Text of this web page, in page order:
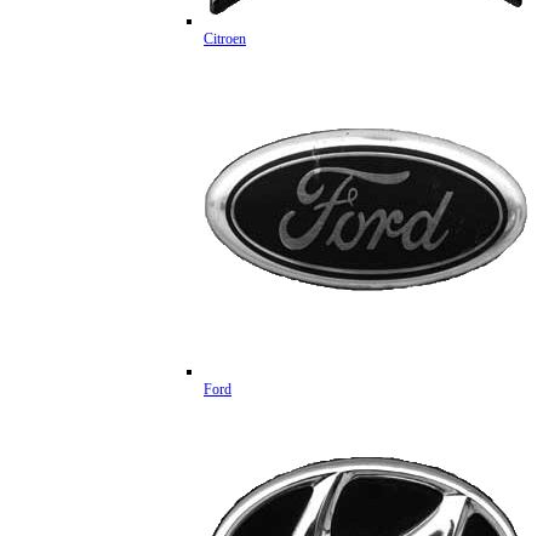
Citroen
Ford